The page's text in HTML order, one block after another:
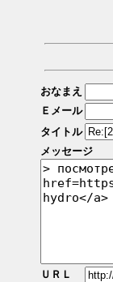
おなまえ
Ｅメール
タイトル
メッセージ
ＵＲＬ